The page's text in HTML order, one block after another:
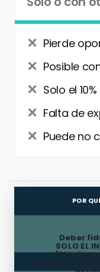
Pierde
Posible
Solo el
Falta de
Puede no
POR
Deber
SOLO EL
(Alquiler
mejores